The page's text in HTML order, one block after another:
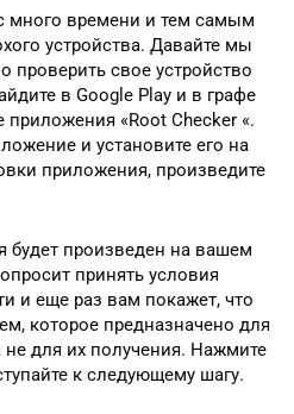
много времени и тем самым
устройства. Давайте мы
свое устройство
в Google Play и в графе
приложения «Root Checker «.
и установите его на
приложения, произведите
будет произведен на вашем
принять условия
и еще раз вам покажет, что
которое предназначено для
для их получения. Нажмите
к следующему шагу.